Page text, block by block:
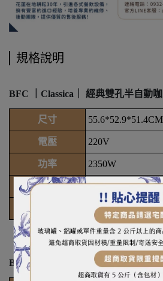
規格說明
BFC ｜Classica｜ 經典雙孔半自動
尺寸 55.6*52.9*51.4CM
電壓 220V
功率 2350W
重量 62KG
8L
BFC ｜Classica｜ 經典雙孔半自動咖